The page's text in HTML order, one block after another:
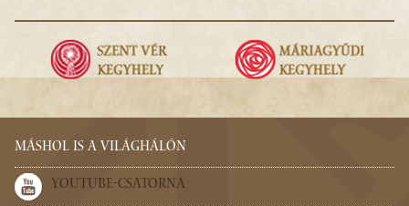
MÁSHOL IS A VILÁGHÁLÓN
YOUTUBE-CSATORNA